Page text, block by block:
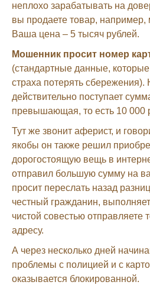
неплохо зарабатывать на
вы продаете товар,
Ваша цена – 5 тысяч рублей.
Мошенник просит номер
(стандартные данные,
страха потерять сбережения).
действительно поступает
превышающая, то есть 10 000
Тут же звонит аферист, и
якобы он также решил
дорогостоящую вещь в
отправил большую сумму на
просит переслать назад
честный гражданин,
чистой совестью отправляете
адресу.
А через несколько дней
проблемы с полицией и с
оказывается блокированной.